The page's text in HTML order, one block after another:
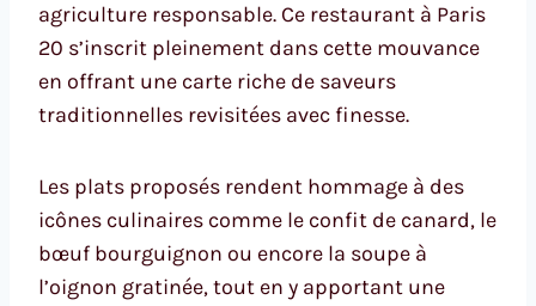
agriculture responsable. Ce restaurant à Paris
20 s’inscrit pleinement dans cette mouvance
en offrant une carte riche de saveurs
traditionnelles revisitées avec finesse.
Les plats proposés rendent hommage à des
icônes culinaires comme le confit de canard, le
bœuf bourguignon ou encore la soupe à
l’oignon gratinée, tout en y apportant une